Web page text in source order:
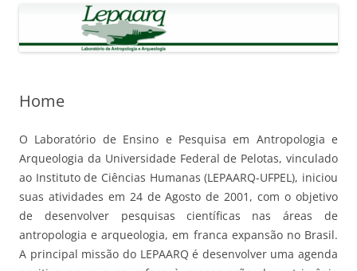
Home
O Laboratório de Ensino e Pesquisa em Antropologia e
Arqueologia da Universidade Federal de Pelotas, vinculado
ao Instituto de Ciências Humanas (LEPAARQ-UFPEL), iniciou
suas atividades em 24 de Agosto de 2001, com o objetivo
de desenvolver pesquisas científicas nas áreas de
antropologia e arqueologia, em franca expansão no Brasil.
A principal missão do LEPAARQ é desenvolver uma agenda